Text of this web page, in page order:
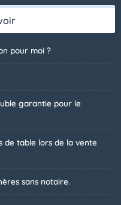
pour moi ?
garantie pour le
de table lors de la vente
sans notaire.